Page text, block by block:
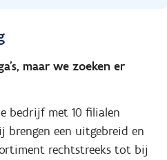
maar we zoeken er
bedrijf met 10 filialen
brengen een uitgebreid en
rechtstreeks tot bij